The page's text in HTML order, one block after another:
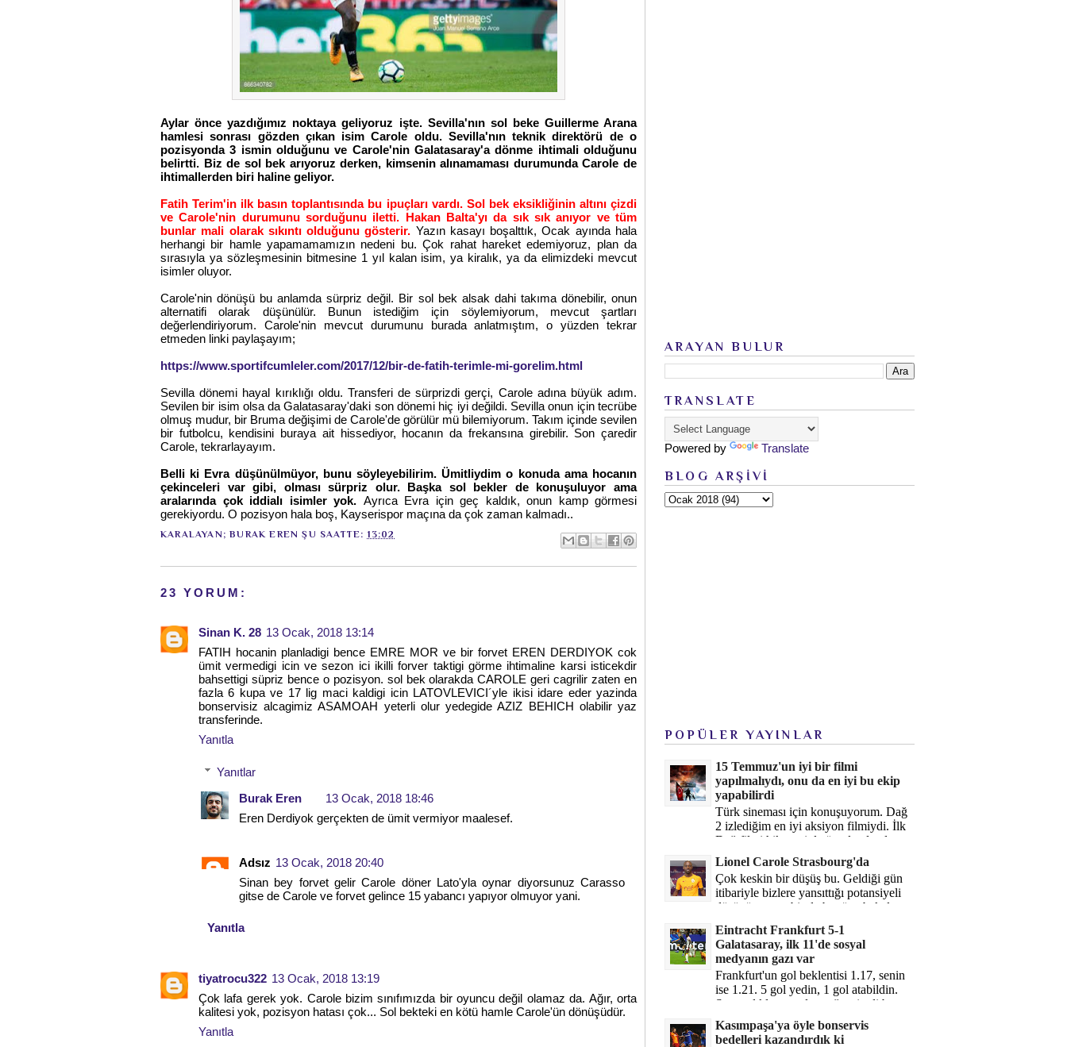
Aylar önce yazdığımız noktaya geliyoruz işte. Sevilla'nın sol beke Guillerme Arana
hamlesi sonrası gözden çıkan isim Carole oldu. Sevilla'nın teknik direktörü de o
pozisyonda 3 ismin olduğunu ve Carole'nin Galatasaray'a dönme ihtimali olduğunu
belirtti. Biz de sol bek arıyoruz derken, kimsenin alınamaması durumunda Carole de
ihtimallerden biri haline geliyor.
Fatih Terim'in ilk basın toplantısında bu ipuçları vardı. Sol bek eksikliğinin altını çizdi
ve Carole'nin durumunu sorduğunu iletti. Hakan Balta'yı da sık sık anıyor ve tüm
bunlar mali olarak sıkıntı olduğunu gösterir. Yazın kasayı boşalttık, Ocak ayında hala
herhangi bir hamle yapamamamızın nedeni bu. Çok rahat hareket edemiyoruz, plan da
sırasıyla ya sözleşmesinin bitmesine 1 yıl kalan isim, ya kiralık, ya da elimizdeki mevcut
isimler oluyor.
Carole'nin dönüşü bu anlamda sürpriz değil. Bir sol bek alsak dahi takıma dönebilir, onun
alternatifi olarak düşünülür. Bunun istediğim için söylemiyorum, mevcut şartları
değerlendiriyorum. Carole'nin mevcut durumunu burada anlatmıştım, o yüzden tekrar
etmeden linki paylaşayım;
https://www.sportifcumleler.com/2017/12/bir-de-fatih-terimle-mi-gorelim.html
Sevilla dönemi hayal kırıklığı oldu. Transferi de sürprizdi gerçi, Carole adına büyük adım.
Sevilen bir isim olsa da Galatasaray'daki son dönemi hiç iyi değildi. Sevilla onun için tecrübe
olmuş mudur, bir Bruma değişimi de Carole'de görülür mü bilemiyorum. Takım içinde sevilen
bir futbolcu, kendisini buraya ait hissediyor, hocanın da frekansına girebilir. Son çaredir
Carole, tekrarlayayım.
Belli ki Evra düşünülmüyor, bunu söyleyebilirim. Ümitliydim o konuda ama hocanın
çekinceleri var gibi, olması sürpriz olur. Başka sol bekler de konuşuluyor ama
aralarında çok iddialı isimler yok. Ayrıca Evra için geç kaldık, onun kamp görmesi
gerekiyordu. O pozisyon hala boş, Kayserispor maçına da çok zaman kalmadı..
KARALAYAN;BURAK EREN ŞU SAATTE:13:02
23 YORUM:
Sinan K. 28 13 Ocak, 2018 13:14
FATIH hocanin planladigi bence EMRE MOR ve bir forvet EREN DERDIYOK cok
ümit vermedigi icin ve sezon ici ikilli forver taktigi görme ihtimaline karsi isticekdir
bahsettigi süpriz bence o pozisyon. sol bek olarakda CAROLE geri cagrilir zaten en
fazla 6 kupa ve 17 lig maci kaldigi icin LATOVLEVICI´yle ikisi idare eder yazinda
bonservisiz alcagimiz ASAMOAH yeterli olur yedegide AZIZ BEHICH olabilir yaz
transferinde.
Yanıtla
Yanıtlar
Burak Eren
13 Ocak, 2018 18:46
Eren Derdiyok gerçekten de ümit vermiyor maalesef.
Adsız 13 Ocak, 2018 20:40
Sinan bey forvet gelir Carole döner Lato'yla oynar diyorsunuz Carasso
gitse de Carole ve forvet gelince 15 yabancı yapıyor olmuyor yani.
Yanıtla
tiyatrocu322 13 Ocak, 2018 13:19
Çok lafa gerek yok. Carole bizim sınıfımızda bir oyuncu değil olamaz da. Ağır, orta
kalitesi yok, pozisyon hatası çok... Sol bekteki en kötü hamle Carole'ün dönüşüdür.
Yanıtla
ARAYAN BULUR
TRANSLATE
Powered by Translate
BLOG ARŞİVİ
POPÜLER YAYINLAR
15 Temmuz'un iyi bir filmi
yapılmalıydı, onu da en iyi bu ekip
yapabilirdi
Türk sineması için konuşuyorum. Dağ
2 izlediğim en iyi aksiyon filmiydi. İlk
Dağ filmi hikayesiyle ön plandaydı,
Dağ 2 ise belki o hika...
Lionel Carole Strasbourg'da
Çok keskin bir düşüş bu. Geldiği gün
itibariyle bizlere yansıttığı potansiyeli
düşünüyorum, bir de bugüne bakalım.
Eintracht Frankfurt 5-1
Galatasaray, ilk 11'de sosyal
medyanın gazı var
Frankfurt'un gol beklentisi 1.17, senin
ise 1.21. 5 gol yedin, 1 gol atabildin.
Şanssızlıkla mı anlatacağız şimdi bu
durumu? Rakibin 5 ş...
Kasımpaşa'ya öyle bonservis
bedelleri kazandırdık ki